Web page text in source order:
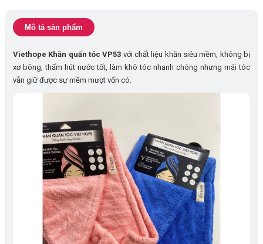
Mô tả sản phẩm
Viethope Khăn quấn tóc VP53 với chất liệu khăn siêu mềm, không bị
xơ bông, thấm hút nước tốt, làm khô tóc nhanh chóng nhưng mái tóc
vẫn giữ được sự mềm mượt vốn có.